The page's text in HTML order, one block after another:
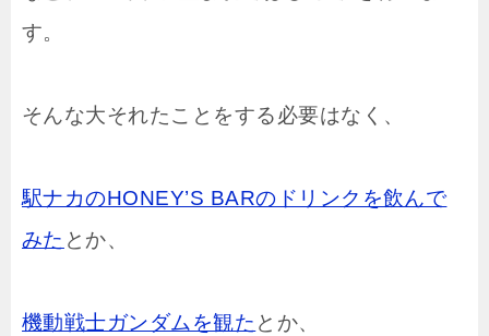
す。
そんな大それたことをする必要はなく、
駅ナカのHONEY’S BARのドリンクを飲んで
みた とか、
機動戦士ガンダムを観た とか、